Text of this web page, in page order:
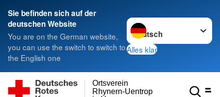
Sie befinden sich auf der
deutschen Website
You are on the German website,
you can use the switch to switch to
the English one
Sprache wechseln zu
Alles klar
Rhynern-Uentrop
Ortsverein